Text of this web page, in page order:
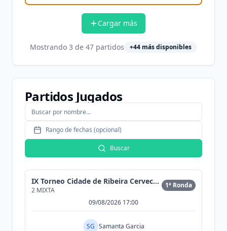
Cargar más
Mostrando 3 de 47 partidos +44 más disponibles
Partidos Jugados
Rango de fechas (opcional)
Buscar
IX Torneo Cidade de Ribeira Cervecería Morrison
2 MIXTA
1ª Ronda
09/08/2026 17:00
SG Samanta Garcia